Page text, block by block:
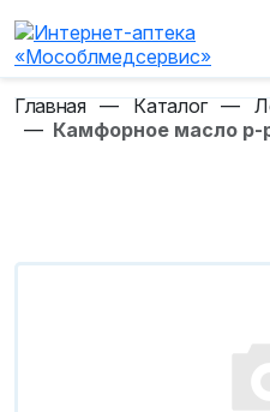
Главная — Каталог —
— Камфорное масло р-